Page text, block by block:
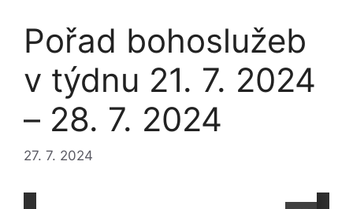
Pořad bohoslužeb
v týdnu 21. 7. 2024
– 28. 7. 2024
27. 7. 2024